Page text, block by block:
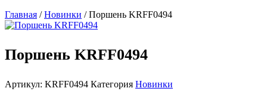
Главная /Новинки / Поршень KRFF0494
Поршень KRFF0494
Артикул: KRFF0494 Категория Новинки